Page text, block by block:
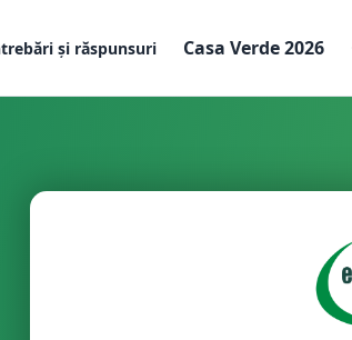
și răspunsuri Casa Verde 2026